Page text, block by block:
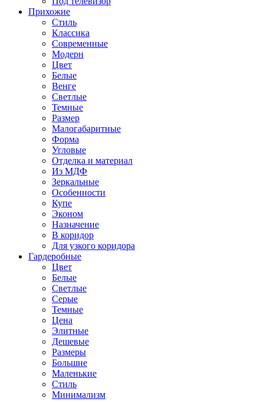
Прихожие
Стиль
Классика
Современные
Модерн
Цвет
Белые
Венге
Светлые
Темные
Размер
Малогабаритные
Форма
Угловые
Отделка и материал
Из МДФ
Зеркальные
Особенности
Купе
Эконом
Назначение
В коридор
Для узкого коридора
Гардеробные
Цвет
Белые
Светлые
Серые
Темные
Цена
Элитные
Дешевые
Размеры
Большие
Маленькие
Стиль
Минимализм